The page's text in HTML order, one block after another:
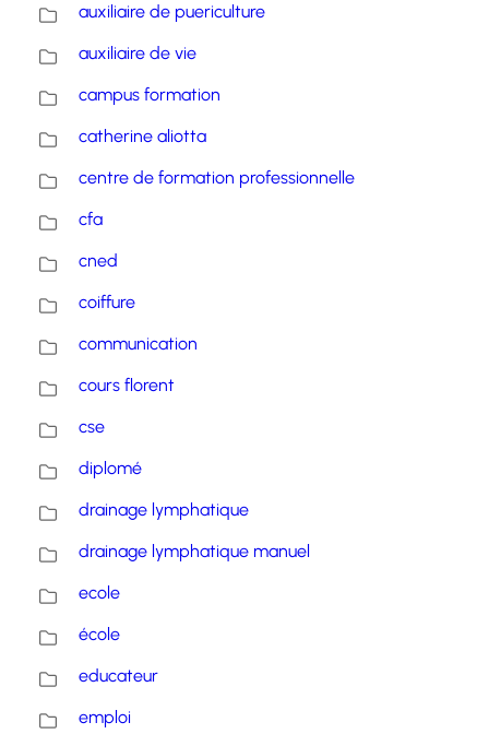
auxiliaire de puericulture
auxiliaire de vie
campus formation
catherine aliotta
centre de formation professionnelle
cfa
cned
coiffure
communication
cours florent
cse
diplomé
drainage lymphatique
drainage lymphatique manuel
ecole
école
educateur
emploi